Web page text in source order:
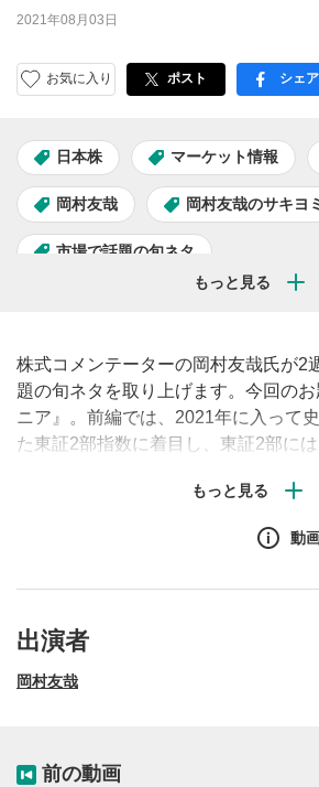
2021年08月03日
お気に入り ポスト シェア
日本株 マーケット情報
岡村友哉 岡村友哉のサキヨ
市場で話題の旬ネタ
株式コメンテーターの岡村友哉氏が2
題の旬ネタを取り上げます。今回の
ニア』。前編では、2021年に入って
た東証2部指数に着目し、東証2部に
動
出演者
岡村友哉
前の動画